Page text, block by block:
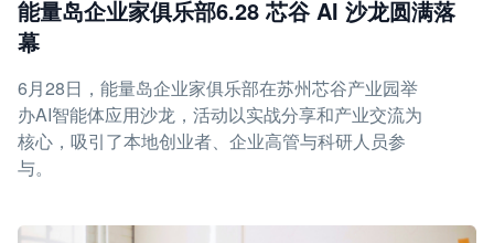
能量岛企业家俱乐部6.28 芯谷 AI 沙龙圆满落
幕
6月28日，能量岛企业家俱乐部在苏州芯谷产业园举
办AI智能体应用沙龙，活动以实战分享和产业交流为
核心，吸引了本地创业者、企业高管与科研人员参
与。